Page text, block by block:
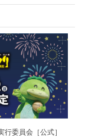
委員会［公式］